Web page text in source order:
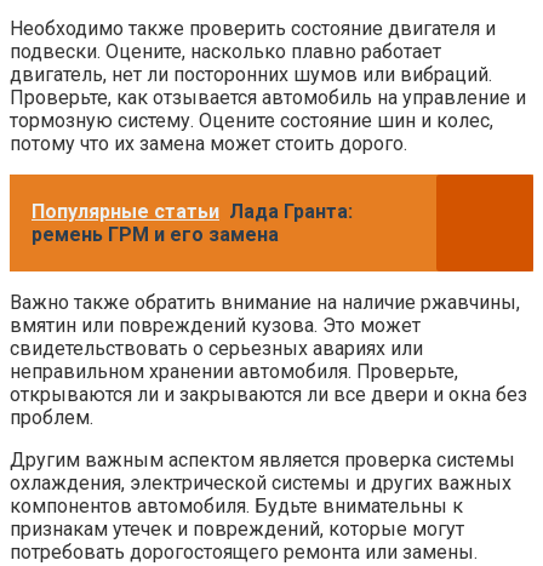
Необходимо также проверить состояние двигателя и
подвески. Оцените, насколько плавно работает
двигатель, нет ли посторонних шумов или вибраций.
Проверьте, как отзывается автомобиль на управление и
тормозную систему. Оцените состояние шин и колес,
потому что их замена может стоить дорого.
Популярные статьи Лада Гранта:
ремень ГРМ и его замена
Важно также обратить внимание на наличие ржавчины,
вмятин или повреждений кузова. Это может
свидетельствовать о серьезных авариях или
неправильном хранении автомобиля. Проверьте,
открываются ли и закрываются ли все двери и окна без
проблем.
Другим важным аспектом является проверка системы
охлаждения, электрической системы и других важных
компонентов автомобиля. Будьте внимательны к
признакам утечек и повреждений, которые могут
потребовать дорогостоящего ремонта или замены.